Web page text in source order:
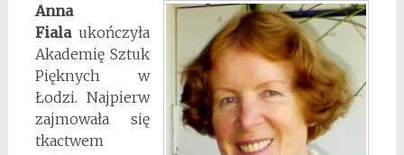
Anna
Fialaukończyła
Akademię Sztuk
Pięknych w
Łodzi. Najpierw
zajmowała się
tkactwem